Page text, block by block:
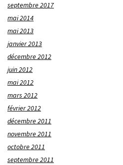
septembre 2017
mai 2014
mai 2013
janvier 2013
décembre 2012
juin 2012
mai 2012
mars 2012
février 2012
décembre 2011
novembre 2011
octobre 2011
septembre 2011